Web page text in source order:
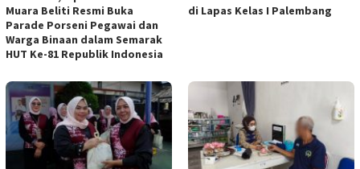
Muara Beliti Resmi Buka
Parade Porseni Pegawai dan
Warga Binaan dalam Semarak
HUT Ke-81 Republik Indonesia
di Lapas Kelas I Palembang